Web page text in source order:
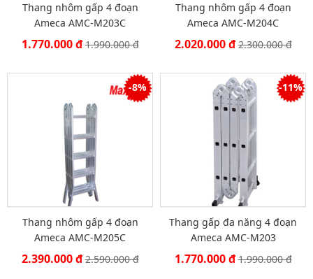
Thang nhôm gấp 4 đoạn
Ameca AMC-M203C
1.770.000 đ1.990.000 đ
Thang nhôm gấp 4 đoạn
Ameca AMC-M204C
2.020.000 đ2.300.000 đ
-8%
Thang nhôm gấp 4 đoạn
Ameca AMC-M205C
2.390.000 đ2.590.000 đ
-11%
Thang gấp đa năng 4 đoạn
Ameca AMC-M203
1.770.000 đ1.990.000 đ